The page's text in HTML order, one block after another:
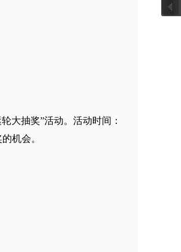
大抽奖”活动。活动时间：
机会。